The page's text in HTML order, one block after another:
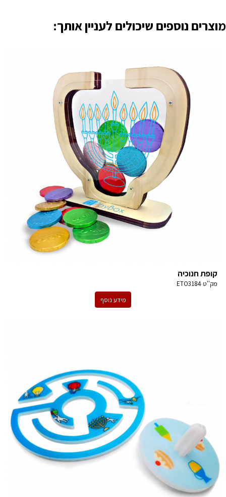
מוצרים נוספים שיכולים לעניין אותך:
קופת חנוכיה
מק''טETO3184
מידע נוסף